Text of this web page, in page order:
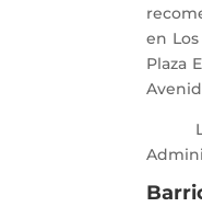
en
Plaza
La